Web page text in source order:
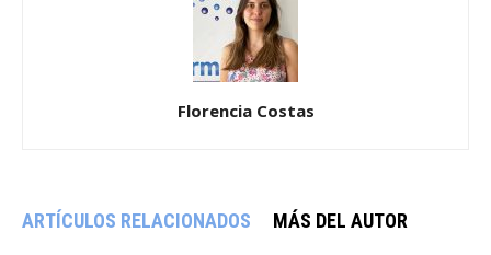
Florencia Costas
ARTÍCULOS RELACIONADOS MÁS DEL AUTOR